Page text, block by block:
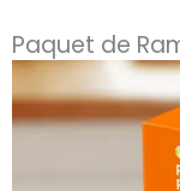
Paquet de